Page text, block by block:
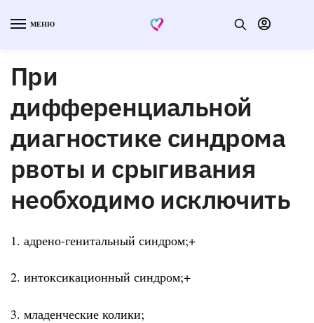
МЕНЮ
При
дифференциальной
диагностике синдрома
рвоты и срыгивания
необходимо исключить
1. адрено-генитальный синдром;+
2. интоксикационный синдром;+
3. младенческие колики;